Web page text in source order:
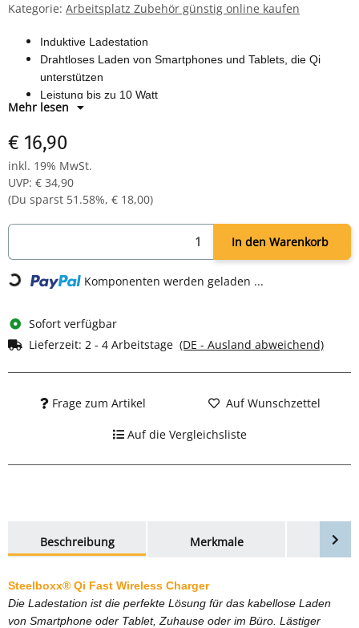
Kategorie: Arbeitsplatz Zubehör günstig online kaufen
Induktive Ladestation
Drahtloses Laden von Smartphones und Tablets, die Qi
unterstützen
Leistung bis zu 10 Watt
USB Kabel für den Anschluss der Ladestation an ein Netzteil
Mehr lesen
€ 16,90
inkl. 19% MwSt.
UVP: € 34,90
(Du sparst 51.58%, € 18,00)
In den Warenkorb
Loading... Komponenten werden geladen ...
Sofort verfügbar
Lieferzeit: 2 - 4 Arbeitstage (DE - Ausland abweichend)
Frage zum Artikel Auf Wunschzettel
Auf die Vergleichsliste
Beschreibung
Merkmale
Steelboxx® Qi Fast Wireless Charger
Die Ladestation ist die perfekte Lösung für das kabellose Laden
von Smartphone oder Tablet, Zuhause oder im Büro. Lästiger